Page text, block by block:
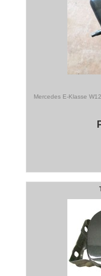
Mercedes E-Klasse